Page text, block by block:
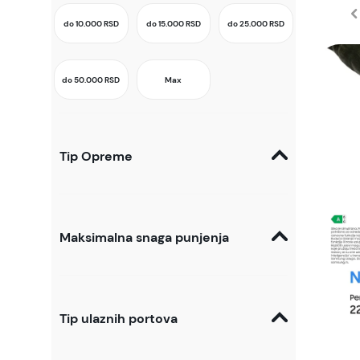
do 10.000RSD do 15.000RSD do 25.000RSD
do 50.000RSD Max
Tip Opreme
Maksimalna snaga punjenja
Tip ulaznih portova